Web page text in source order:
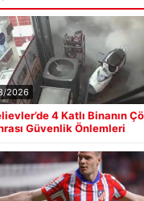
2026
4 Katlı Binanın
Güvenlik Önlemleri